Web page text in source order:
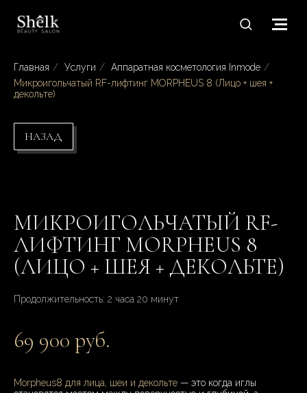
Главная / Услуги / Аппаратная косметология Inmode /
Микроигольчатый RF-лифтинг MORPHEUS 8 (Лицо + шея +
декольте)
НАЗАД
МИКРОИГОЛЬЧАТЫЙ RF-
ЛИФТИНГ MORPHEUS 8
(ЛИЦО + ШЕЯ + ДЕКОЛЬТЕ)
Продолжительность: 2 часа 20 минут
69 900 руб.
Morpheus8 для лица, шеи и декольте — это когда иглы